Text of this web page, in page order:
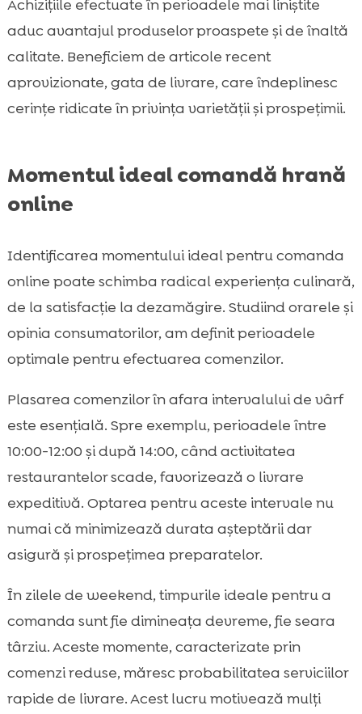
Achizițiile efectuate în perioadele mai liniștite
aduc avantajul produselor proaspete și de înaltă
calitate. Beneficiem de articole recent
aprovizionate, gata de livrare, care îndeplinesc
cerințe ridicate în privința varietății și prospețimii.
Momentul ideal comandă hrană
online
Identificarea momentului ideal pentru comanda
online poate schimba radical experiența culinară,
de la satisfacție la dezamăgire. Studiind orarele și
opinia consumatorilor, am definit perioadele
optimale pentru efectuarea comenzilor.
Plasarea comenzilor în afara intervalului de vârf
este esențială. Spre exemplu, perioadele între
10:00-12:00 și după 14:00, când activitatea
restaurantelor scade, favorizează o livrare
expeditivă. Optarea pentru aceste intervale nu
numai că minimizează durata așteptării dar
asigură și prospețimea preparatelor.
În zilele de weekend, timpurile ideale pentru a
comanda sunt fie dimineața devreme, fie seara
târziu. Aceste momente, caracterizate prin
comenzi reduse, măresc probabilitatea serviciilor
rapide de livrare. Acest lucru motivează mulți